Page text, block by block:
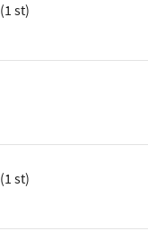
(1 st)
(1 st)